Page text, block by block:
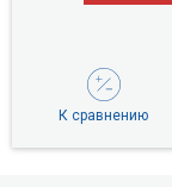
К сравнению